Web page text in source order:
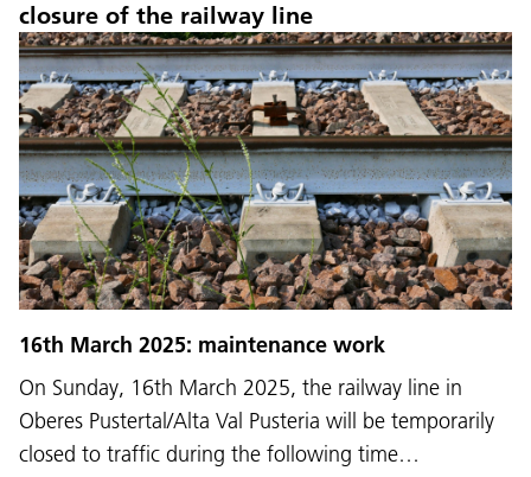
closure of the railway line
16th March 2025: maintenance work
On Sunday, 16th March 2025, the railway line in
Oberes Pustertal/Alta Val Pusteria will be temporarily
closed to traffic during the following time…